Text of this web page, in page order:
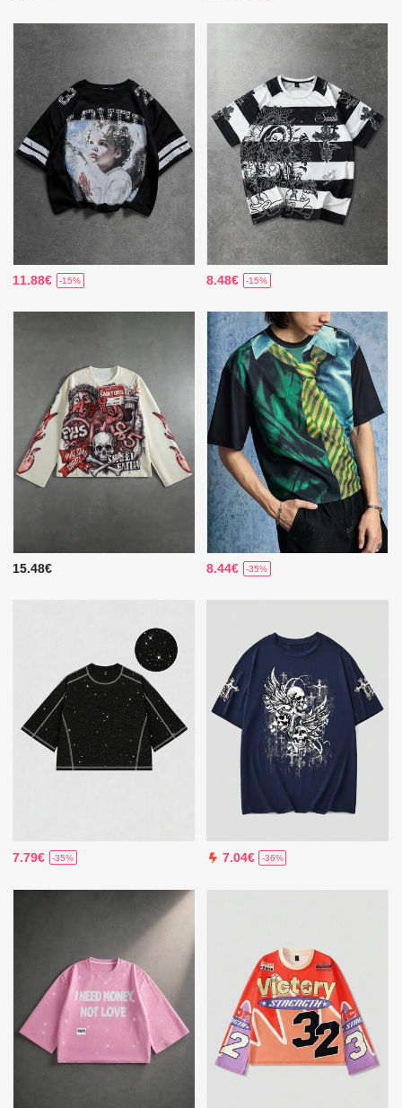
11.88€ -15% 8.48€ -15%
15.48€ 8.44€ -35%
7.79€ -35% 7.04€ -36%